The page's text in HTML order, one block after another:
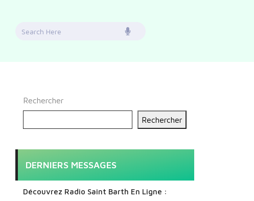
Search
Rechercher
Rechercher
DERNIERS MESSAGES
Découvrez Radio Saint Barth En Ligne :